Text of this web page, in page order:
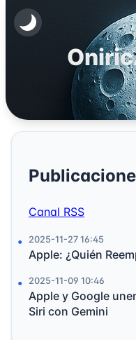
Canal RSS
2025-11-27 16:45
Apple: ¿Quién
2025-11-09 10:46
Apple y Google
Siri con Gemini